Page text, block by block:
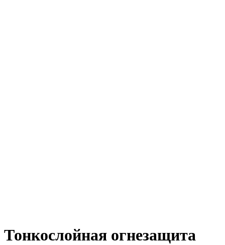
Тонкослойная огнезащита